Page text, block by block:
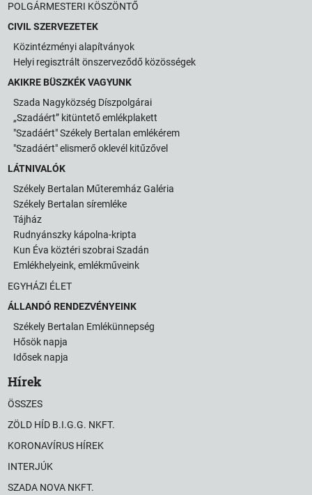
POLGÁRMESTERI KÖSZÖNTŐ
CIVIL SZERVEZETEK
Közintézményi alapítványok
Helyi regisztrált önszerveződő közösségek
AKIKRE BÜSZKÉK VAGYUNK
Szada Nagyközség Díszpolgárai
„Szadáért” kitüntető emlékplakett
"Szadáért" Székely Bertalan emlékérem
"Szadáért" elismerő oklevél kitűzővel
LÁTNIVALÓK
Székely Bertalan Műteremház Galéria
Székely Bertalan síremléke
Tájház
Rudnyánszky kápolna-kripta
Kun Éva köztéri szobrai Szadán
Emlékhelyeink, emlékműveink
EGYHÁZI ÉLET
ÁLLANDÓ RENDEZVÉNYEINK
Székely Bertalan Emlékünnepség
Hősök napja
Idősek napja
Hírek
ÖSSZES
ZÖLD HÍD B.I.G.G. NKFT.
KORONAVÍRUS HÍREK
INTERJÚK
SZADA NOVA NKFT.